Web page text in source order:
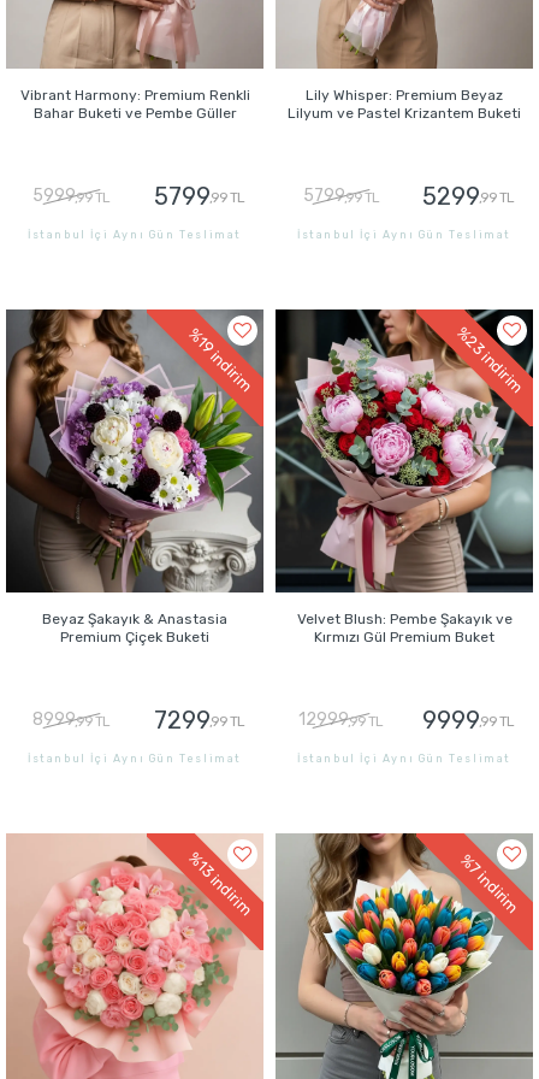
Vibrant Harmony: Premium Renkli
Bahar Buketi ve Pembe Güller
5999,99 TL 5799,99 TL
İstanbul İçi Aynı Gün Teslimat
Lily Whisper: Premium Beyaz
Lilyum ve Pastel Krizantem Buketi
5799,99 TL 5299,99 TL
İstanbul İçi Aynı Gün Teslimat
%19
indirim
Beyaz Şakayık & Anastasia
Premium Çiçek Buketi
8999,99 TL 7299,99 TL
İstanbul İçi Aynı Gün Teslimat
%23
indirim
Velvet Blush: Pembe Şakayık ve
Kırmızı Gül Premium Buket
12999,99 TL 9999,99 TL
İstanbul İçi Aynı Gün Teslimat
%13
indirim
%7
indirim